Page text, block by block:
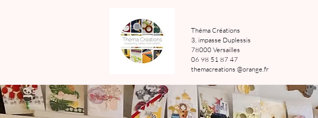
Théma Créations
3, impasse Duplessis
78000 Versailles
06 98 51 87 47
themacreations @orange.fr